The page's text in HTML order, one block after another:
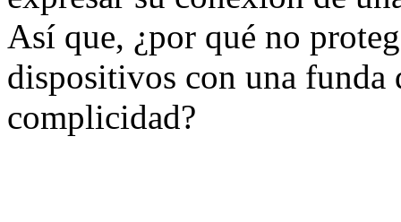
Así que, ¿por qué no
dispositivos con una
complicidad?